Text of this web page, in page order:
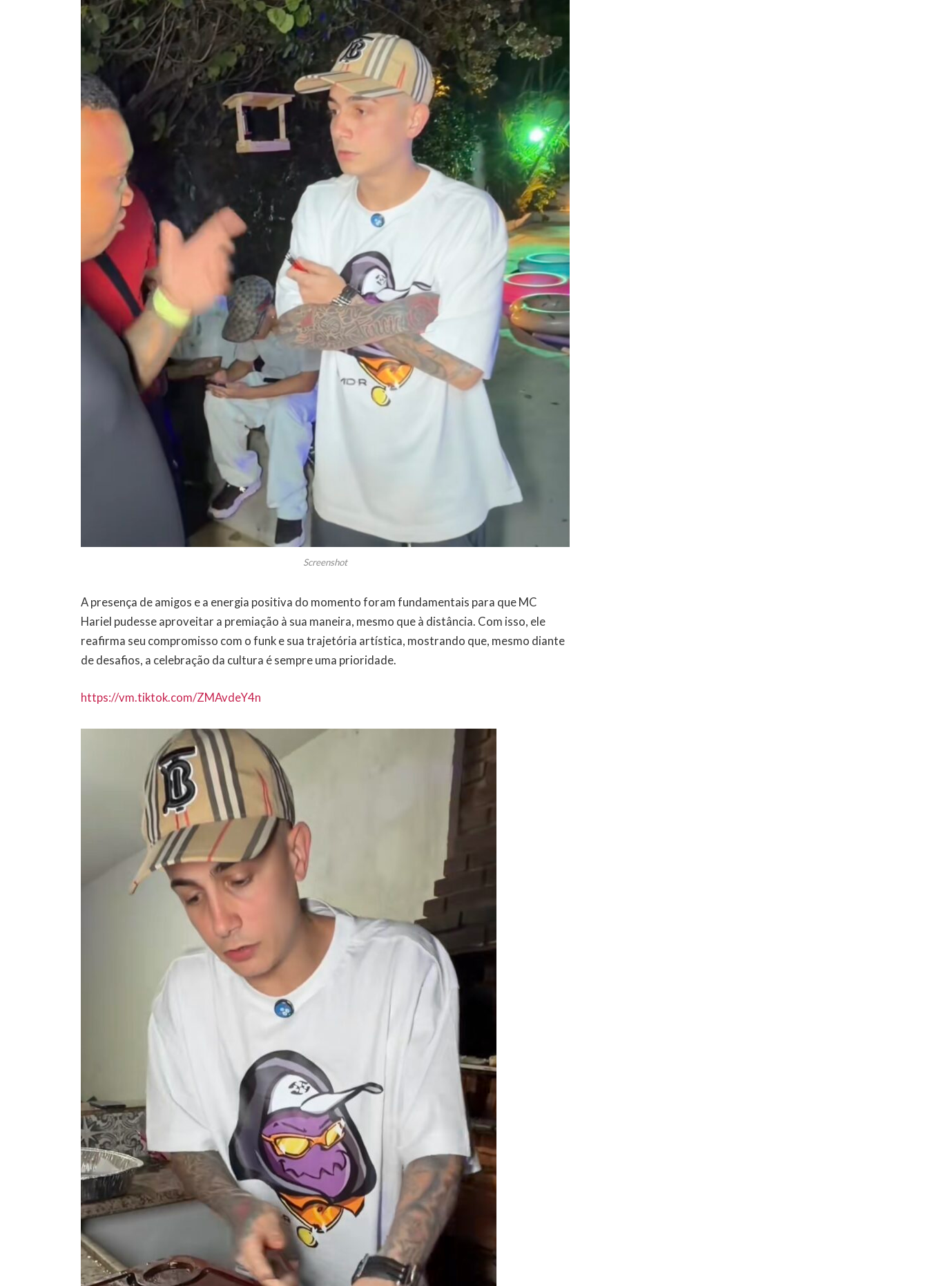
Screenshot
A presença de amigos e a energia positiva do momento foram fundamentais para que MC
Hariel pudesse aproveitar a premiação à sua maneira, mesmo que à distância. Com isso, ele
reafirma seu compromisso com o funk e sua trajetória artística, mostrando que, mesmo diante
de desafios, a celebração da cultura é sempre uma prioridade.
https://vm.tiktok.com/ZMAvdeY4n